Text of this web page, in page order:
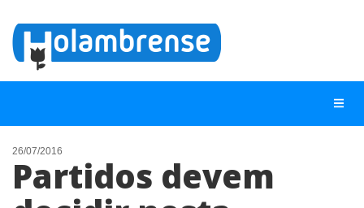
NOTÍCIAS
26/07/2016
Partidos devem